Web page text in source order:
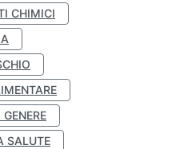
CHIMICI
SALUTE